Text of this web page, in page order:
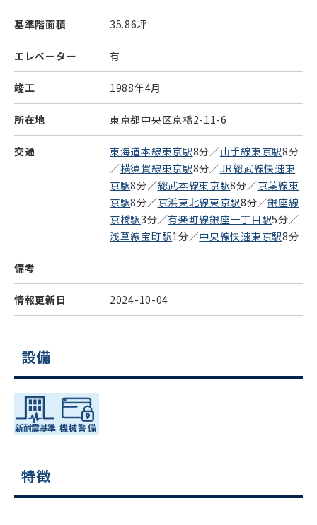
基準階面積 35.86坪
エレベーター 有
竣工 1988年4月
所在地 東京都中央区京橋2-11-6
交通 東海道本線東京駅8分／山手線東京駅8分
／横須賀線東京駅8分／JR総武線快速東
京駅8分／総武本線東京駅8分／京葉線東
京駅8分／京浜東北線東京駅8分／銀座線
京橋駅3分／有楽町線銀座一丁目駅5分／
浅草線宝町駅1分／中央線快速東京駅8分
備考
情報更新日 2024-10-04
設備
特徴